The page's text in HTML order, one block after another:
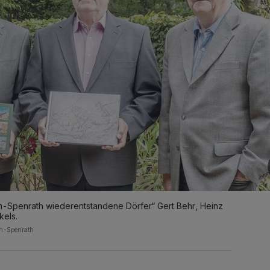
Spenrath wiederentstandene Dörfer“ Gert Behr, Heinz
Spenrath